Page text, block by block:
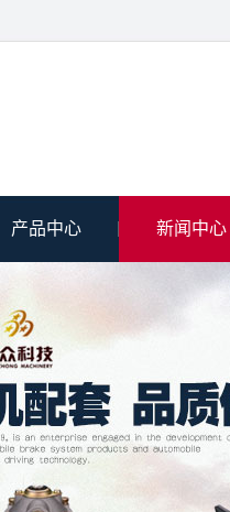
产品中心 新闻中心